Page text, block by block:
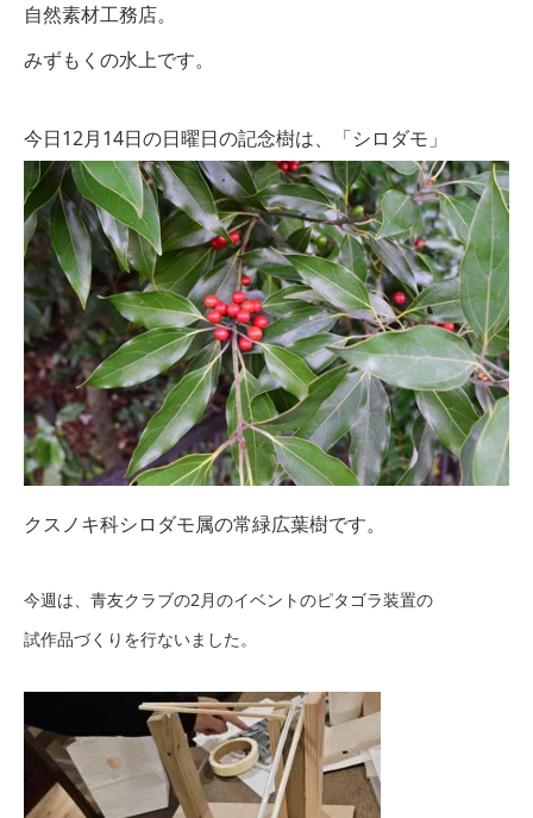
自然素材工務店。
みずもくの水上です。
今日12月14日の日曜日の記念樹は、「シロダモ 」
クスノキ科シロダモ属の常緑広葉樹です。
今週は、青友クラブの2月のイベントのピタゴラ装置の
試作品づくりを行ないました。